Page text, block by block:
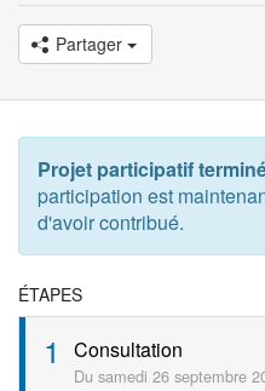
Partager
Projet participatif
participation est
d'avoir contribué.
ÉTAPES
1 Consultation
Du samedi 26 septembre